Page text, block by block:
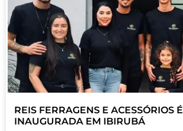
REIS FERRAGENS E ACESSÓRIOS É
INAUGURADA EM IBIRUBÁ